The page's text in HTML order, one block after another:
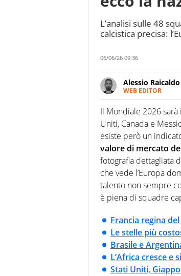
L’analisi sulle 48
calcistica precisa:
06/06/26 09:36
Alessio Raicaldo
WEB EDITOR
Un figlio che si
quale filo
indaga,
Il Mondiale 2026
Uniti, Canada e
esiste però un
valore di mercato
fotografia dettagliata
che vede l’Europa
talento non sempre
è piena di squadre
Francia regina
Le stelle più
Brasile e
L’Africa cresce e
Stati Uniti,